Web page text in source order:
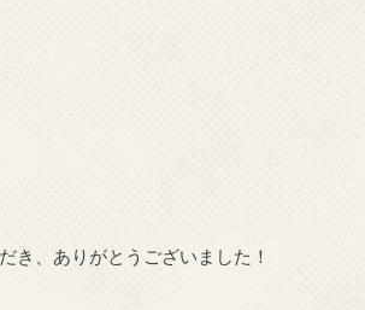
き、ありがとうございました！